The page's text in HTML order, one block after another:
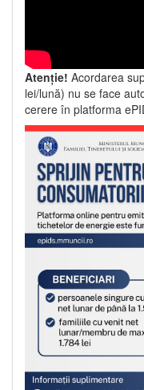
Atenție! Acordarea
lei/lună) nu se face
cerere în platforma